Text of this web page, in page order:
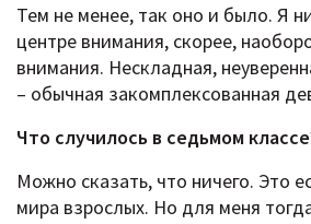
Тем не менее, так оно и было. Я
центре внимания, скорее,
внимания. Нескладная,
– обычная закомплексованная
Что случилось в седьмом
Можно сказать, что ничего. Это
мира взрослых. Но для меня